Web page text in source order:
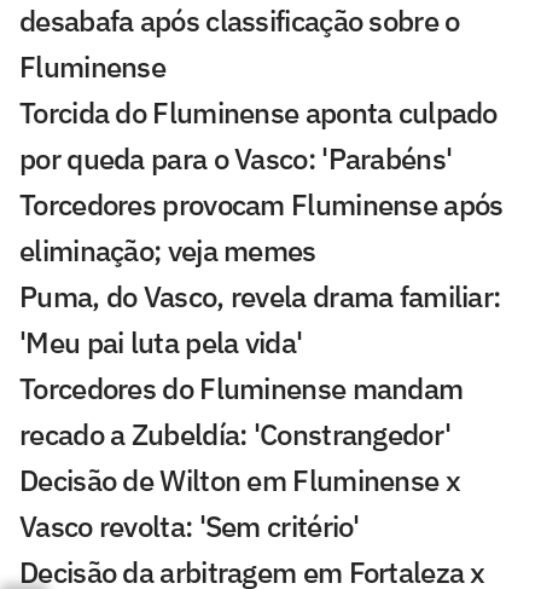
desabafa após classificação sobre o
Fluminense
Torcida do Fluminense aponta culpado
por queda para o Vasco: 'Parabéns'
Torcedores provocam Fluminense após
eliminação; veja memes
Puma, do Vasco, revela drama familiar:
'Meu pai luta pela vida'
Torcedores do Fluminense mandam
recado a Zubeldía: 'Constrangedor'
Decisão de Wilton em Fluminense x
Vasco revolta: 'Sem critério'
Decisão da arbitragem em Fortaleza x